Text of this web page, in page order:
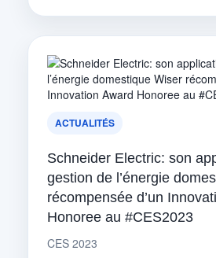
ACTUALITÉS
Schneider Electric: son
gestion de l’énergie
récompensée d’un
Honoree au #CES2023
CES 2023